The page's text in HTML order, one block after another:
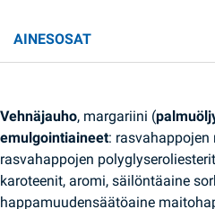
AINESOSAT
Vehnäjauho, margariini (
emulgointiaineet: rasvahappojen
rasvahappojen
karoteenit, aromi, säilöntäaine
happamuudensäätöaine